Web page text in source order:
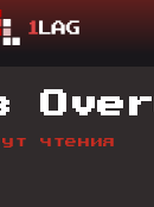
чтения